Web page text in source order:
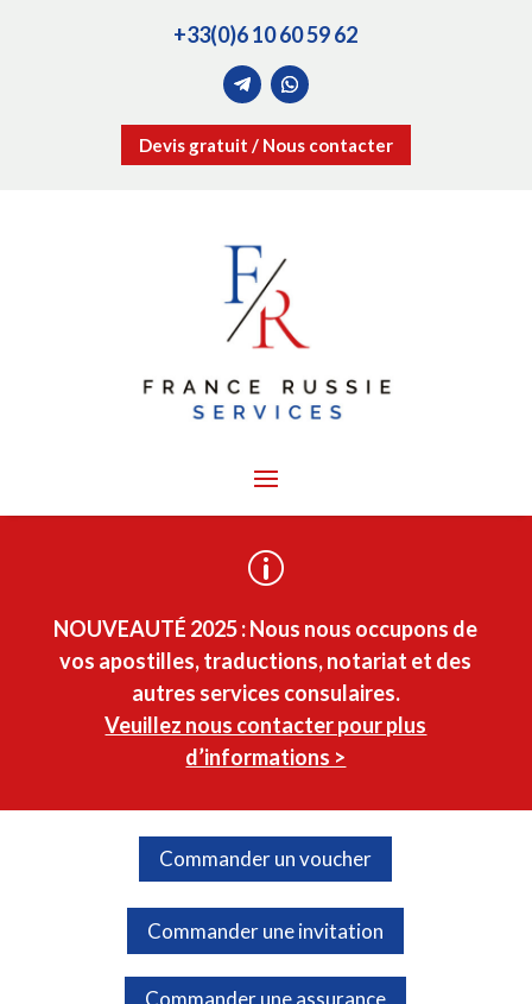
+33(0)6 10 60 59 62
Devis gratuit / Nous contacter
p
NOUVEAUTÉ 2025 :Nous nous occupons de
vos apostilles, traductions, notariat et des
autres services consulaires.
Veuillez nous contacter pour plus
d’informations >
Commander un voucher
Commander une invitation
Commander une assurance